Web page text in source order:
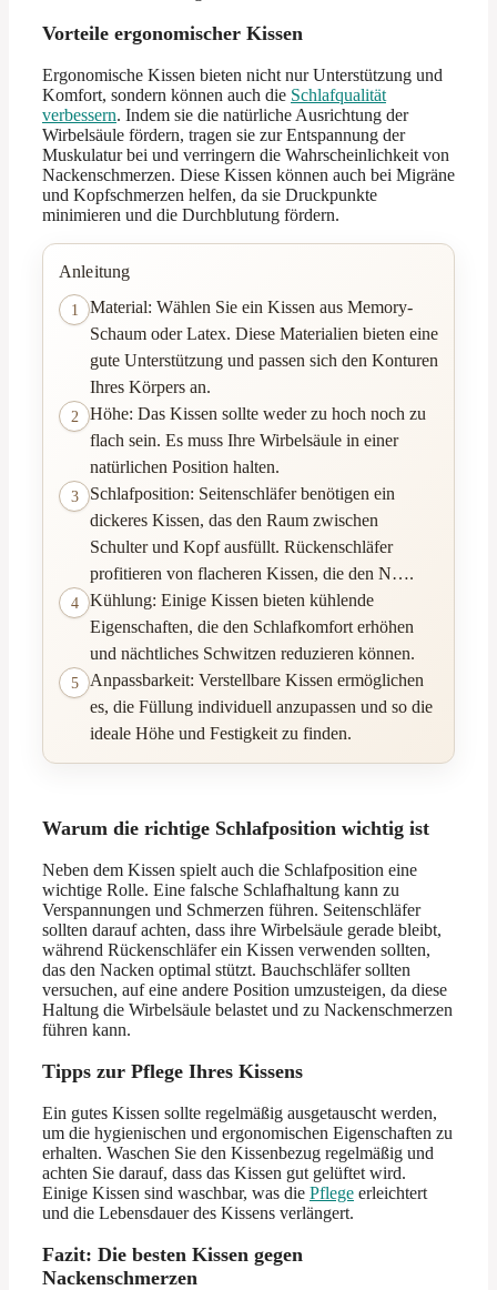
Vorteile ergonomischer Kissen
Ergonomische Kissen bieten nicht nur Unterstützung und
Komfort, sondern können auch die Schlafqualität
verbessern. Indem sie die natürliche Ausrichtung der
Wirbelsäule fördern, tragen sie zur Entspannung der
Muskulatur bei und verringern die Wahrscheinlichkeit von
Nackenschmerzen. Diese Kissen können auch bei Migräne
und Kopfschmerzen helfen, da sie Druckpunkte
minimieren und die Durchblutung fördern.
Anleitung
1
Material: Wählen Sie ein Kissen aus Memory-
Schaum oder Latex. Diese Materialien bieten eine
gute Unterstützung und passen sich den Konturen
Ihres Körpers an.
2
Höhe: Das Kissen sollte weder zu hoch noch zu
flach sein. Es muss Ihre Wirbelsäule in einer
natürlichen Position halten.
3
Schlafposition: Seitenschläfer benötigen ein
dickeres Kissen, das den Raum zwischen
Schulter und Kopf ausfüllt. Rückenschläfer
profitieren von flacheren Kissen, die den N….
4
Kühlung: Einige Kissen bieten kühlende
Eigenschaften, die den Schlafkomfort erhöhen
und nächtliches Schwitzen reduzieren können.
5
Anpassbarkeit: Verstellbare Kissen ermöglichen
es, die Füllung individuell anzupassen und so die
ideale Höhe und Festigkeit zu finden.
Warum die richtige Schlafposition wichtig ist
Neben dem Kissen spielt auch die Schlafposition eine
wichtige Rolle. Eine falsche Schlafhaltung kann zu
Verspannungen und Schmerzen führen. Seitenschläfer
sollten darauf achten, dass ihre Wirbelsäule gerade bleibt,
während Rückenschläfer ein Kissen verwenden sollten,
das den Nacken optimal stützt. Bauchschläfer sollten
versuchen, auf eine andere Position umzusteigen, da diese
Haltung die Wirbelsäule belastet und zu Nackenschmerzen
führen kann.
Tipps zur Pflege Ihres Kissens
Ein gutes Kissen sollte regelmäßig ausgetauscht werden,
um die hygienischen und ergonomischen Eigenschaften zu
erhalten. Waschen Sie den Kissenbezug regelmäßig und
achten Sie darauf, dass das Kissen gut gelüftet wird.
Einige Kissen sind waschbar, was die Pflege erleichtert
und die Lebensdauer des Kissens verlängert.
Fazit: Die besten Kissen gegen
Nackenschmerzen